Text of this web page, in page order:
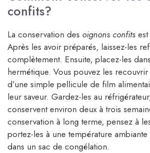
confits?
La conservation des oignons confits
Après les avoir préparés, laissez-les
complètement. Ensuite, placez-les
hermétique. Vous pouvez les recouvrir
d’une simple pellicule de film
leur saveur. Gardez-les au
conservent environ deux à trois
conservation à long terme, pensez à
portez-les à une température
dans un sac de congélation.